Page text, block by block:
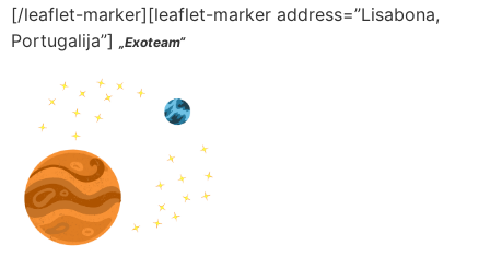
[/leaflet-marker][leaflet-marker address=”Lisabona,
Portugalija”]
„Exoteam“